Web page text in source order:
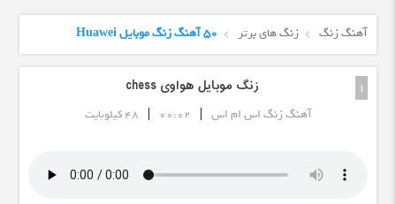
آهنگ زنگ زنگ های برتر 50 آهنگ زنگ موبایل Huawei
1 زنگ موبایل هواوی chess
آهنگ زنگ اس ام اس |
00:02
| 48 کیلوبایت